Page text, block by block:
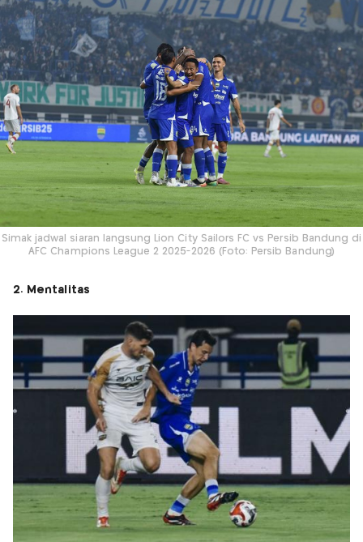
Simak jadwal siaran langsung Lion City Sailors FC vs Persib Bandung di
AFC Champions League 2 2025-2026 (Foto: Persib Bandung)
2. Mentalitas